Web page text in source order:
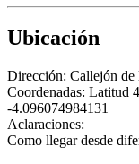
Ubicación
Dirección: Callejón de
Coordenadas: Latitud
-4.096074984131
Aclaraciones:
Como llegar desde